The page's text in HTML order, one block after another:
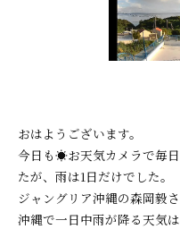
おはようございます。
今日も☀お天気カメラで毎
たが、雨は1日だけでした。
ジャングリア沖縄の森岡毅
沖縄で一日中雨が降る天気